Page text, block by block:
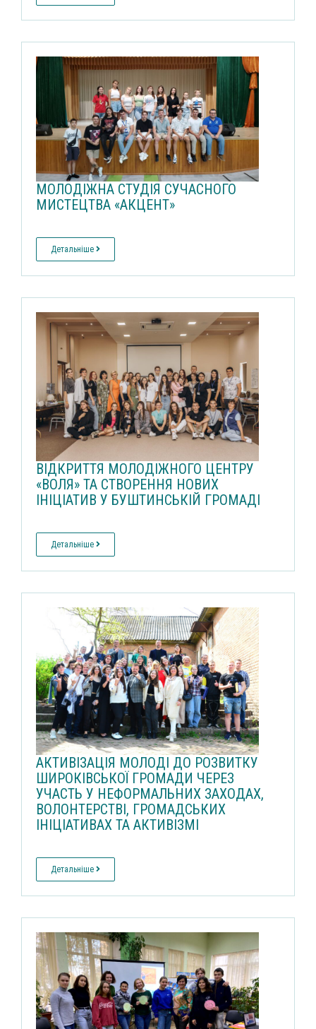
МОЛОДІЖНА СТУДІЯ СУЧАСНОГО
МИСТЕЦТВА «АКЦЕНТ»
Детальніше
ВІДКРИТТЯ МОЛОДІЖНОГО ЦЕНТРУ
«ВОЛЯ» ТА СТВОРЕННЯ НОВИХ
ІНІЦІАТИВ У БУШТИНСЬКІЙ ГРОМАДІ
Детальніше
АКТИВІЗАЦІЯ МОЛОДІ ДО РОЗВИТКУ
ШИРОКІВСЬКОЇ ГРОМАДИ ЧЕРЕЗ
УЧАСТЬ У НЕФОРМАЛЬНИХ ЗАХОДАХ,
ВОЛОНТЕРСТВІ, ГРОМАДСЬКИХ
ІНІЦІАТИВАХ ТА АКТИВІЗМІ
Детальніше